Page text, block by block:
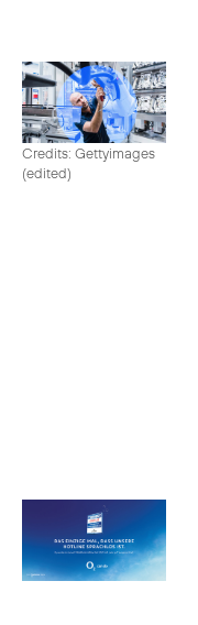
Credits: Gettyimages
(edited)